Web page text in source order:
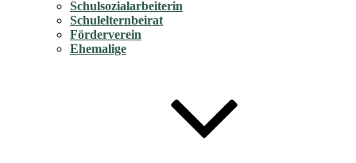
Schulsozialarbeiterin
Schulelternbeirat
Förderverein
Ehemalige